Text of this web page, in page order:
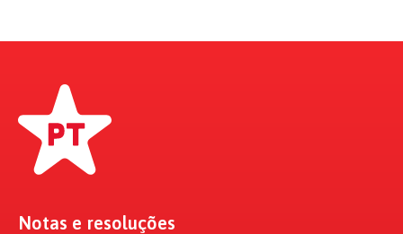
Notas e resoluções